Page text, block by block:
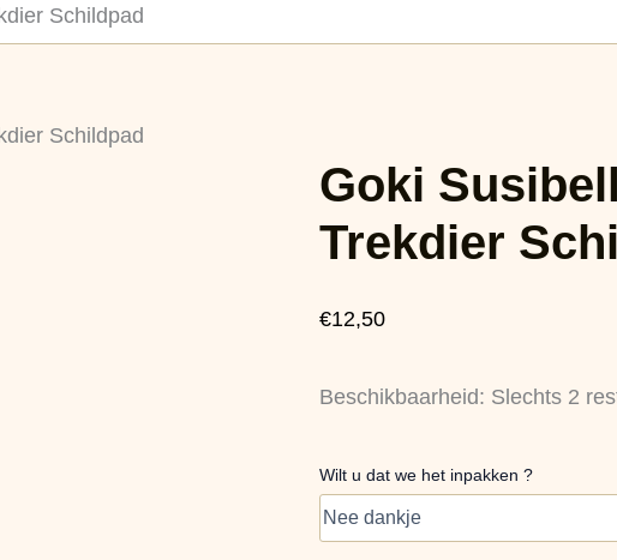
Schildpad
Schildpad
Goki
Trekdier
€12,50
Beschikbaarheid: Slechts 2
Wilt u dat we het inpakken ?
Houten
Trekdier
Schildpad
aantal